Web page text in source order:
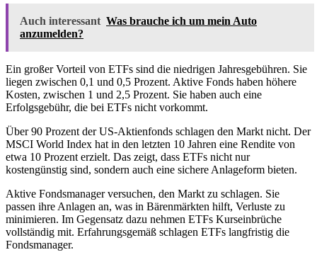
Auch interessant Was brauche ich um mein Auto
anzumelden?
Ein großer Vorteil von ETFs sind die niedrigen Jahresgebühren. Sie
liegen zwischen 0,1 und 0,5 Prozent. Aktive Fonds haben höhere
Kosten, zwischen 1 und 2,5 Prozent. Sie haben auch eine
Erfolgsgebühr, die bei ETFs nicht vorkommt.
Über 90 Prozent der US-Aktienfonds schlagen den Markt nicht. Der
MSCI World Index hat in den letzten 10 Jahren eine Rendite von
etwa 10 Prozent erzielt. Das zeigt, dass ETFs nicht nur
kostengünstig sind, sondern auch eine sichere Anlageform bieten.
Aktive Fondsmanager versuchen, den Markt zu schlagen. Sie
passen ihre Anlagen an, was in Bärenmärkten hilft, Verluste zu
minimieren. Im Gegensatz dazu nehmen ETFs Kurseinbrüche
vollständig mit. Erfahrungsgemäß schlagen ETFs langfristig die
Fondsmanager.